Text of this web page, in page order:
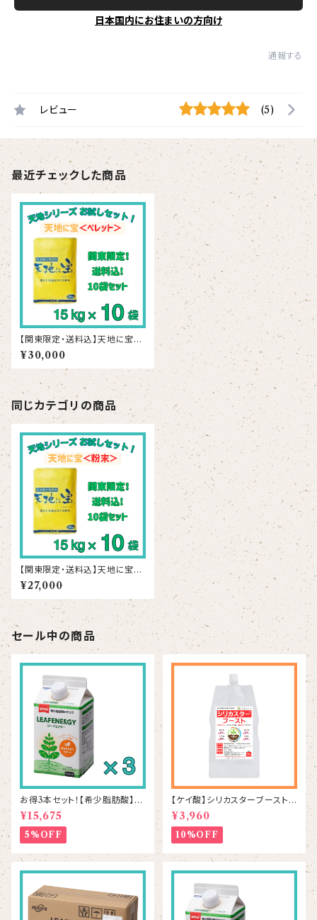
日本国内にお住まいの方向け
通報する
レビュー (5)
最近チェックした商品
【関東限定・送料込】天地に宝
(ペレット）15kg ×10袋セット
¥30,000
同じカテゴリの商品
【関東限定・送料込】天地に宝
(粉末）15kg ×10袋セット
¥27,000
セール中の商品
お得3本セット！【希少脂肪酸】リ
ーフエナジー 500mL×3本
¥15,675
5%OFF
【ケイ酸】シリカスターブースト 1
kg
¥3,960
10%OFF